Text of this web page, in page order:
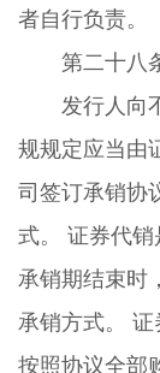
者自行负责。
第二十八
发行人向
规规定应当由
司签订承销协
式。 证券代
承销期结束时
承销方式。
按照协议全部